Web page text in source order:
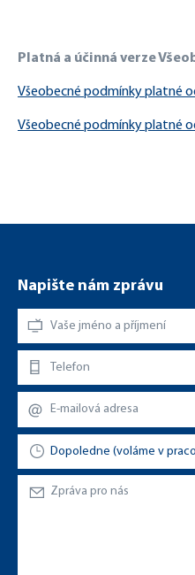
Platná a účinná verze
Všeobecné podmínky platné
Všeobecné podmínky platné
Napište nám zprávu